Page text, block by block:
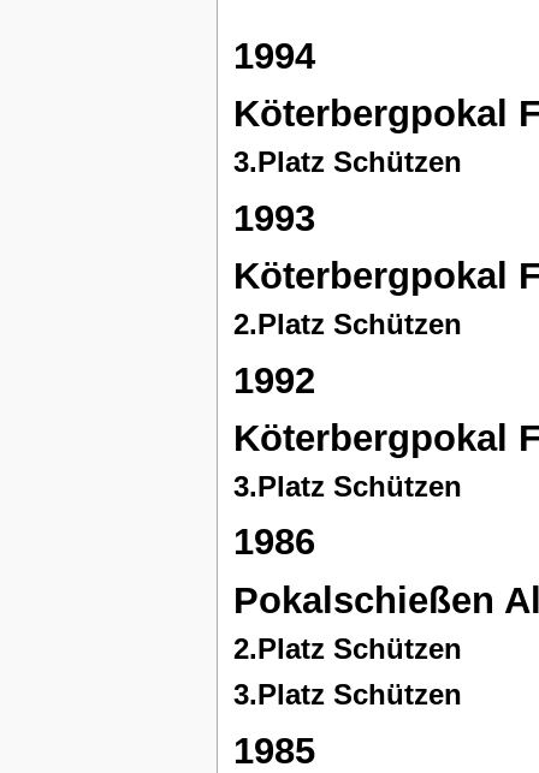
1994
Köterbergpokal
3.Platz Schützen
1993
Köterbergpokal
2.Platz Schützen
1992
Köterbergpokal
3.Platz Schützen
1986
Pokalschießen
2.Platz Schützen
3.Platz Schützen
1985